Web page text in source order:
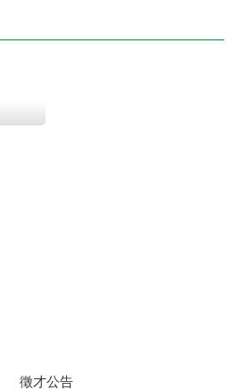
徵才公告